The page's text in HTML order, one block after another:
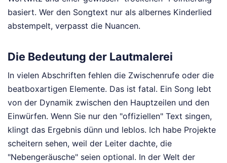
basiert. Wer den Songtext nur als albernes Kinderlied
abstempelt, verpasst die Nuancen.
Die Bedeutung der Lautmalerei
In vielen Abschriften fehlen die Zwischenrufe oder die
beatboxartigen Elemente. Das ist fatal. Ein Song lebt
von der Dynamik zwischen den Hauptzeilen und den
Einwürfen. Wenn Sie nur den "offiziellen" Text singen,
klingt das Ergebnis dünn und leblos. Ich habe Projekte
scheitern sehen, weil der Leiter dachte, die
"Nebengeräusche" seien optional. In der Welt der